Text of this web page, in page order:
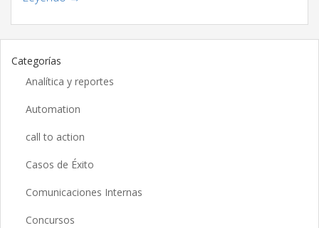
Categorías
Analítica y reportes
Automation
call to action
Casos de Éxito
Comunicaciones Internas
Concursos